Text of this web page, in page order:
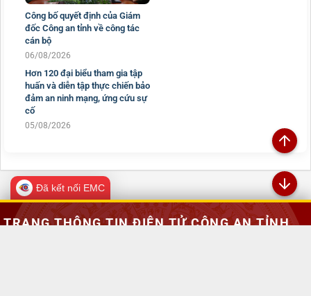
Công bố quyết định của Giám
đốc Công an tỉnh về công tác
cán bộ
06/08/2026
Hơn 120 đại biểu tham gia tập
huấn và diễn tập thực chiến bảo
đảm an ninh mạng, ứng cứu sự
cố
Đã kết nối EMC